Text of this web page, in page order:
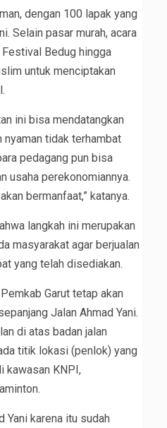
dengan 100 lapak yang
Selain pasar murah, acara
Bedug hingga
untuk menciptakan
ini bisa mendatangkan
nyaman tidak terhambat
pedagang pun bisa
usaha perekonomiannya.
bermanfaat,” katanya.
langkah ini merupakan
masyarakat agar berjualan
yang telah disediakan.
Garut tetap akan
Jalan Ahmad Yani.
di atas badan jalan
titik lokasi (penlok) yang
kawasan KNPI,
Yani karena itu sudah